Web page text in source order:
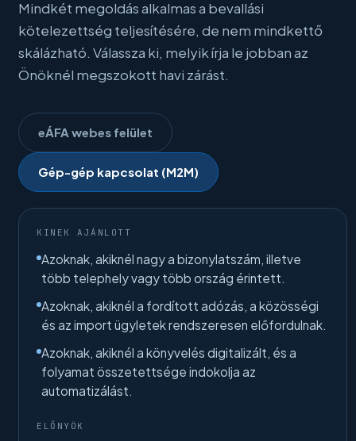
Mindkét megoldás alkalmas a bevallási
kötelezettség teljesítésére, de nem mindkettő
skálázható. Válassza ki, melyik írja le jobban az
Önöknél megszokott havi zárást.
eÁFA webes felület
Gép-gép kapcsolat (M2M)
KINEK AJÁNLOTT
Azoknak, akiknél nagy a bizonylatszám, illetve
több telephely vagy több ország érintett.
Azoknak, akiknél a fordított adózás, a közösségi
és az import ügyletek rendszeresen előfordulnak.
Azoknak, akiknél a könyvelés digitalizált, és a
folyamat összetettsége indokolja az
automatizálást.
ELŐNYÖK